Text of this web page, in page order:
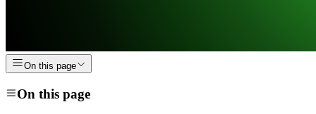
On this page
On this page